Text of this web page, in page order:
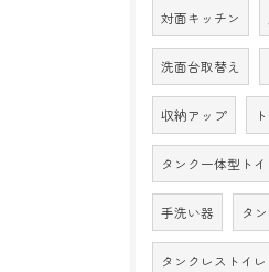
対面キッチン
洗面台取替え
収納アップ
タンク一体型トイ
手洗い器 タ
タンクレストイレ